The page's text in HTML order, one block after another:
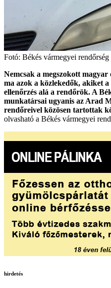
Fotó: Békés vármegyei
Nemcsak a megszokott
ma azok a közlekedők, akiket
ellenőrzés alá a rendőrök. A
munkatársai ugyanis az Arad
rendőreivel közösen tartottak
olvasható a Békés vármegyei
hirdetés